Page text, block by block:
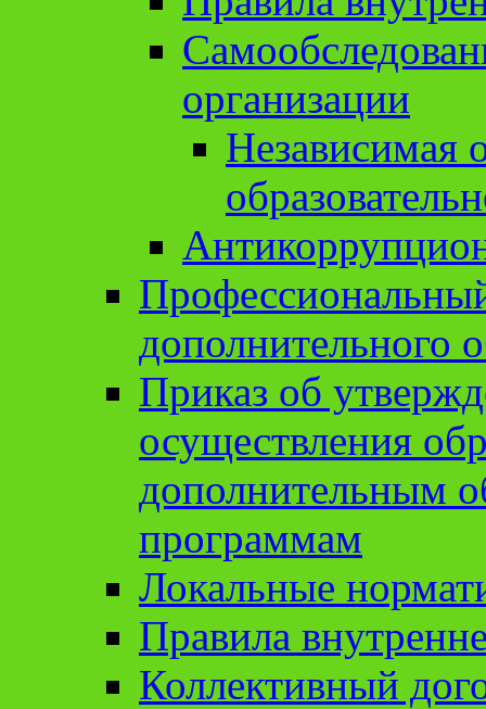
организации
Независимая
дополнительного
Приказ об
осуществления
дополнительным
программам
Локальные
Правила
Коллективный